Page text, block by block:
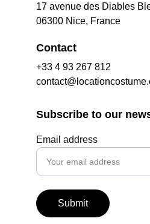
17 avenue des Diables
06300 Nice, France
Contact
+33 4 93 267 812
Subscribe to our
Email address
Submit